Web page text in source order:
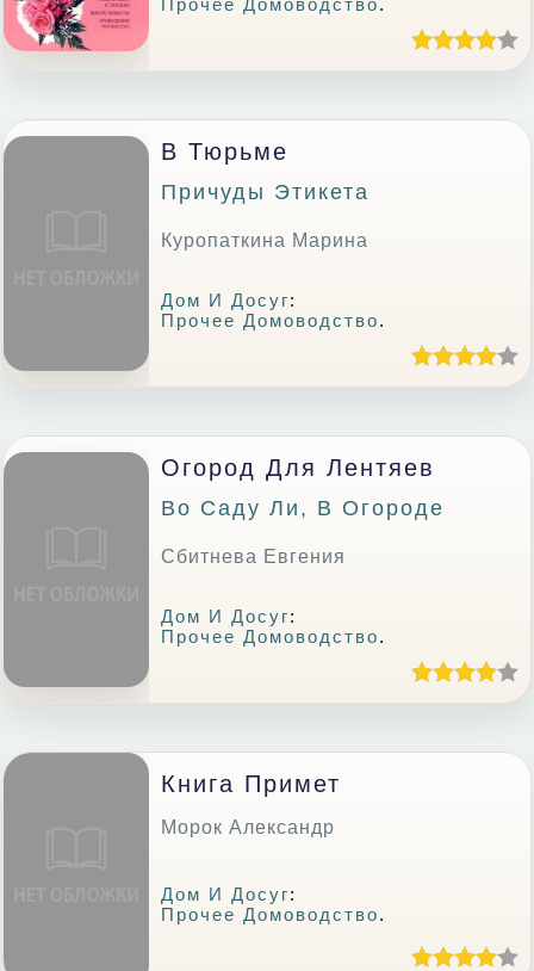
Прочее Домоводство.
В Тюрьме
Причуды Этикета
Куропаткина Марина
Дом И Досуг:
Прочее Домоводство.
Огород Для Лентяев
Во Саду Ли, В Огороде
Сбитнева Евгения
Дом И Досуг:
Прочее Домоводство.
Книга Примет
Морок Александр
Дом И Досуг:
Прочее Домоводство.